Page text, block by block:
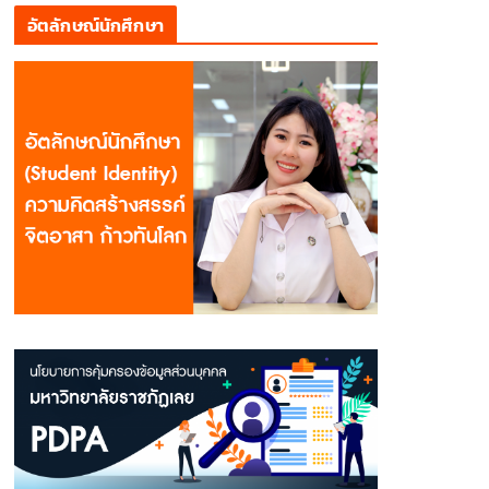
อัตลักษณ์นักศึกษา